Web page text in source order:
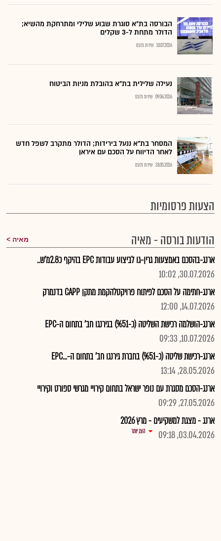
הבורסה בת״א סוגרת שבוע שלילי ומתרחקת מהשיא;
הדולר מתחת ל-3 שקלים
10.07.2026 שירות גלובס
נעילה שלילית בת"א בהובלת מניות הביטוח
09.06.2026 שירות גלובס
המסחר בת"א ננעל בירידות; הדולר מתקרב לשפל חדש
לאחר הדיווח על הסכם עם איראן
28.05.2026 שירות גלובס
הצעות פרסומיות
הודעות בורסה - מאיה
מאיה
ארנג-בהסכם באמצעות גרין-גו לביצוע עבודות EPC בהיקף כ2.8מ'ש..
30.07.2026, 10:02
ארנג-חתימה על הסכם לפיתוח פרויקטלהקמת מתקן CAPP בדנמרק
14.07.2026, 12:00
ארנג-הושלמה רכישת השליטה (כ-%51) בגירנגו חב' בתחום ה-EPC
10.07.2026, 09:33
ארנג-רכישת שליטה (כ-%51) בחברת גירנגו חב' בתחום ה-...EPC
28.05.2026, 13:14
ארנג-הסכם מסגרת עם נופר ישראל בתחום קירויי מגרשי ספורט וקירויי
27.05.2026, 09:29
ארנג - מצגת למשקיעים - מרץ 2026
03.04.2026, 09:18
הצג יותר